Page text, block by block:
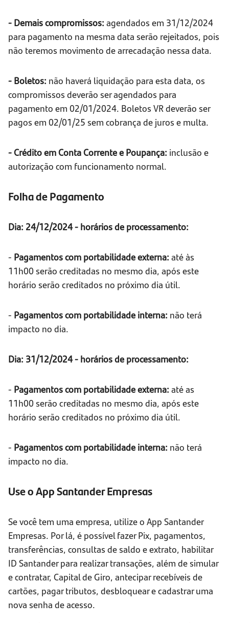
- Demais compromissos: agendados em 31/12/2024
para pagamento na mesma data serão rejeitados, pois
não teremos movimento de arrecadação nessa data.
- Boletos: não haverá liquidação para esta data, os
compromissos deverão ser agendados para
pagamento em 02/01/2024. Boletos VR deverão ser
pagos em 02/01/25 sem cobrança de juros e multa.
- Crédito em Conta Corrente e Poupança: inclusão e
autorização com funcionamento normal.
Folha de Pagamento
Dia: 24/12/2024 - horários de processamento:
- Pagamentos com portabilidade externa: até às
11h00 serão creditadas no mesmo dia, após este
horário serão creditados no próximo dia útil.
- Pagamentos com portabilidade interna: não terá
impacto no dia.
Dia: 31/12/2024 - horários de processamento:
- Pagamentos com portabilidade externa: até as
11h00 serão creditadas no mesmo dia, após este
horário serão creditados no próximo dia útil.
- Pagamentos com portabilidade interna: não terá
impacto no dia.
Use o App Santander Empresas
Se você tem uma empresa, utilize o App Santander
Empresas. Por lá, é possível fazer Pix, pagamentos,
transferências, consultas de saldo e extrato, habilitar
ID Santander para realizar transações, além de simular
e contratar, Capital de Giro, antecipar recebíveis de
cartões, pagar tributos, desbloquear e cadastrar uma
nova senha de acesso.